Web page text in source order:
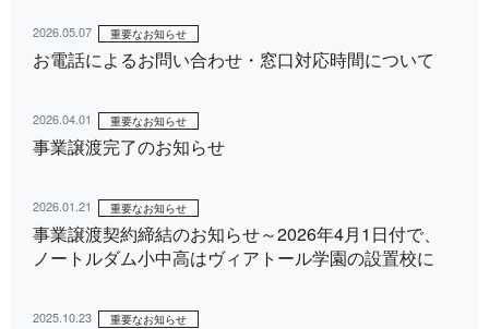
2026.05.07 重要なお知らせ
お電話によるお問い合わせ・窓口対応時間について
2026.04.01 重要なお知らせ
事業譲渡完了のお知らせ
2026.01.21 重要なお知らせ
事業譲渡契約締結のお知らせ～2026年4月1日付で、
ノートルダム小中高はヴィアトール学園の設置校に
2025.10.23 重要なお知らせ